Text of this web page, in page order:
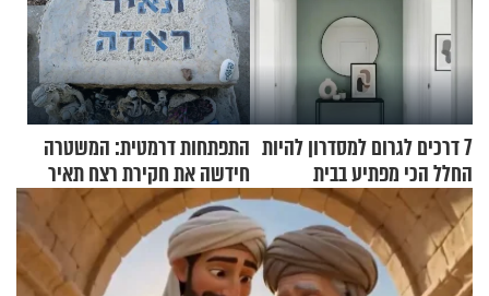
7 דרכים לגרום למסדרון להיות
החלל הכי מפתיע בבית
התפתחות דרמטית: המשטרה
חידשה את חקירת רצח תאיר
ראדה